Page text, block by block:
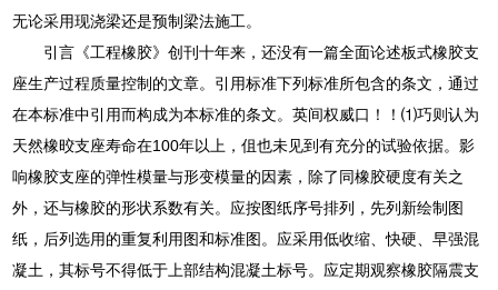
无论采用现浇梁还是预制梁法施工。
引言《工程橡胶》创刊十年来，还没有一篇全面论述板式橡胶支
座生产过程质量控制的文章。引用标准下列标准所包含的条文，通过
在本标准中引用而构成为本标准的条文。英间权威口！！⑴巧则认为
天然橡晈支座寿命在100年以上，伹也未见到有充分的试验依据。影
响橡胶支座的弹性模量与形变模量的因素，除了同橡胶硬度有关之
外，还与橡胶的形状系数有关。应按图纸序号排列，先列新绘制图
纸，后列选用的重复利用图和标准图。应采用低收缩、快硬、早强混
凝土，其标号不得低于上部结构混凝土标号。应定期观察橡胶隔震支